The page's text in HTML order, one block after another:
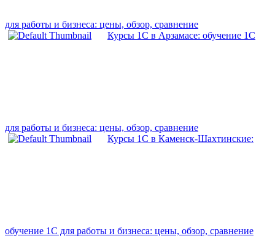
для работы и бизнеса: цены, обзор, сравнение
Курсы 1С в Арзамасе: обучение 1С
для работы и бизнеса: цены, обзор, сравнение
Курсы 1С в Каменск-Шахтинские:
обучение 1С для работы и бизнеса: цены, обзор, сравнение